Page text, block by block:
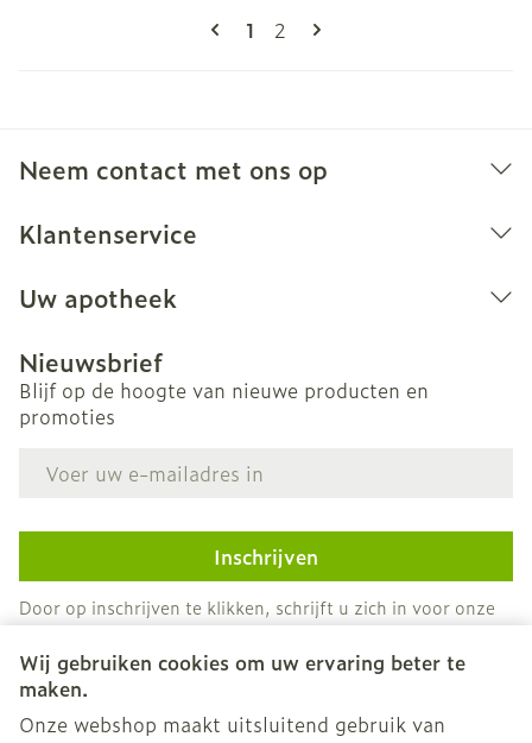
Wij gebruiken cookies om uw ervaring beter te
maken.
Onze webshop maakt uitsluitend gebruik van
Pagina's
U lees momenteel pagina
1 Pagina
2
Neem contact met ons op
Klantenservice
Uw apotheek
Nieuwsbrief
Blijf op de hoogte van nieuwe producten en
promoties
Inschrijven
Door op inschrijven te klikken, schrijft u zich in voor onze
nieuwsbrief en gaat u akkoord met onzeprivacy policy.